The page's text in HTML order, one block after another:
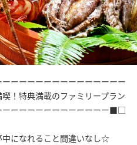
ーーーーーーーーーーーーーー
！特典満載のファミリープラン
ーーーーーーーーーーーーー■□
中になれること間違いなし☆